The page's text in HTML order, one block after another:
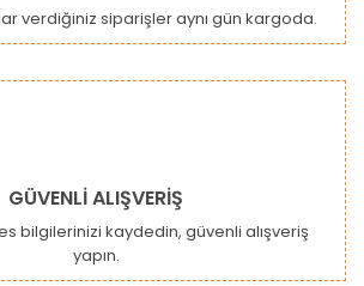
verdiğiniz siparişler aynı gün kargoda.
GÜVENLİ ALIŞVERİŞ
bilgilerinizi kaydedin, güvenli alışveriş
yapın.